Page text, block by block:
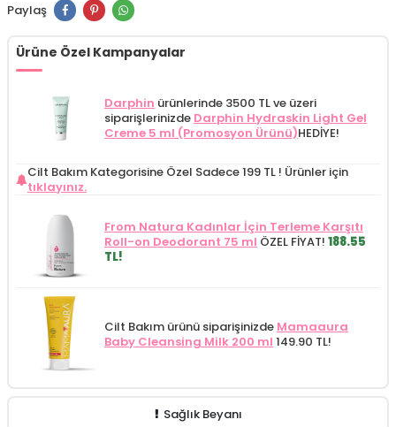
Paylaş
Ürüne Özel Kampanyalar
Darphin ürünlerinde 3500 TL ve üzeri
siparişlerinizde Darphin Hydraskin Light Gel
Creme 5 ml (Promosyon Ürünü)HEDİYE!
Cilt Bakım Kategorisine Özel Sadece 199 TL ! Ürünler için
tıklayınız.
From Natura Kadınlar İçin Terleme Karşıtı
Roll-on Deodorant 75 ml ÖZEL FİYAT! 188.55
TL!
Cilt Bakım ürünü siparişinizde Mamaaura
Baby Cleansing Milk 200 ml 149.90 TL!
Sağlık Beyanı